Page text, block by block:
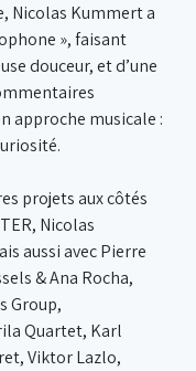
Nicolas Kummert a
», faisant
douceur, et d’une
approche musicale :
projets aux côtés
Nicolas
aussi avec Pierre
& Ana Rocha,
Group,
Quartet, Karl
Viktor Lazlo,